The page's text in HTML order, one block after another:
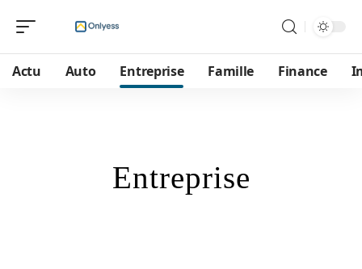
Actu Auto Entreprise Famille Finance
Entreprise